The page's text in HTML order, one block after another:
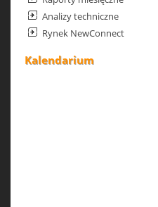
Analizy techniczne
Rynek NewConnect
Kalendarium